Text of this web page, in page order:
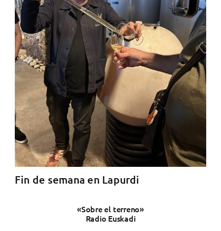
Fin de semana en Lapurdi
«Sobre el terreno»
Radio Euskadi